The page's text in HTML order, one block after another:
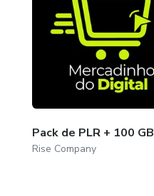
Pack de PLR + 100 GB
Rise Company